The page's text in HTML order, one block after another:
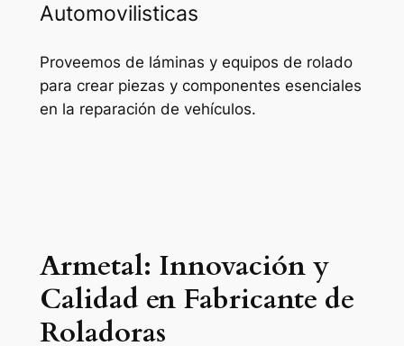
Automovilisticas
Proveemos de láminas y equipos de rolado
para crear piezas y componentes esenciales
en la reparación de vehículos.
Armetal: Innovación y
Calidad en Fabricante de
Roladoras